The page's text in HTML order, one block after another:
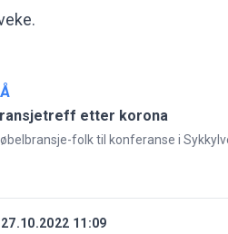
etter korona
folk til konferanse i
27.10.2022 11:09